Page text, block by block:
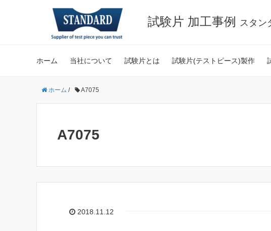
試験片 加工事例 スタン
ホーム 当社について 試験片とは 試験片(テストピース)製作
ホーム / A7075
A7075
2018.11.12